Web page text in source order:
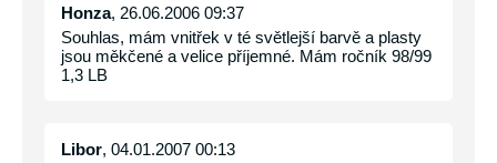
Honza, 26.06.2006 09:37
Souhlas, mám vnitřek v té světlejší barvě a plasty
jsou měkčené a velice příjemné. Mám ročník 98/99
1,3 LB
Libor, 04.01.2007 00:13